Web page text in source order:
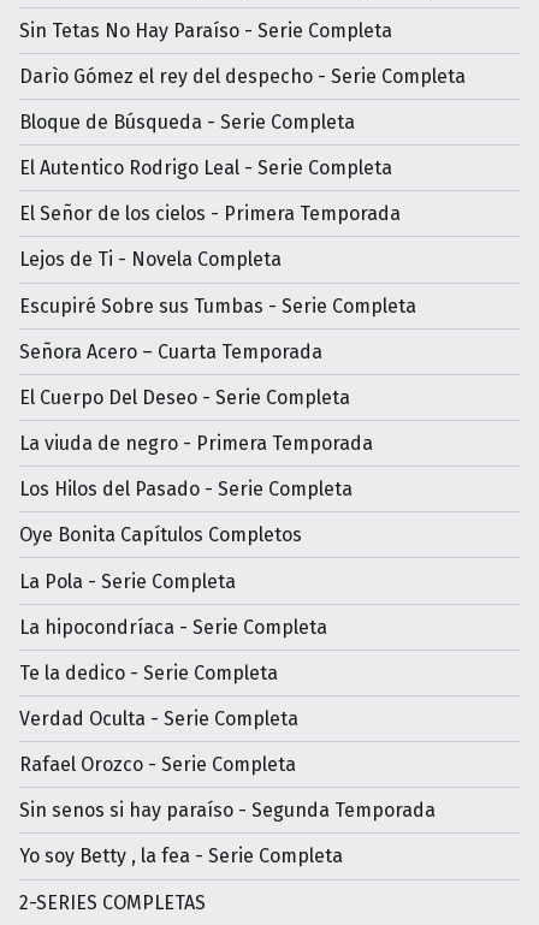
Sin Tetas No Hay Paraíso - Serie Completa
Darìo Gómez el rey del despecho - Serie Completa
Bloque de Búsqueda - Serie Completa
El Autentico Rodrigo Leal - Serie Completa
El Señor de los cielos - Primera Temporada
Lejos de Ti - Novela Completa
Escupiré Sobre sus Tumbas - Serie Completa
Señora Acero – Cuarta Temporada
El Cuerpo Del Deseo - Serie Completa
La viuda de negro - Primera Temporada
Los Hilos del Pasado - Serie Completa
Oye Bonita Capítulos Completos
La Pola - Serie Completa
La hipocondríaca - Serie Completa
Te la dedico - Serie Completa
Verdad Oculta - Serie Completa
Rafael Orozco - Serie Completa
Sin senos si hay paraíso - Segunda Temporada
Yo soy Betty , la fea - Serie Completa
2-SERIES COMPLETAS